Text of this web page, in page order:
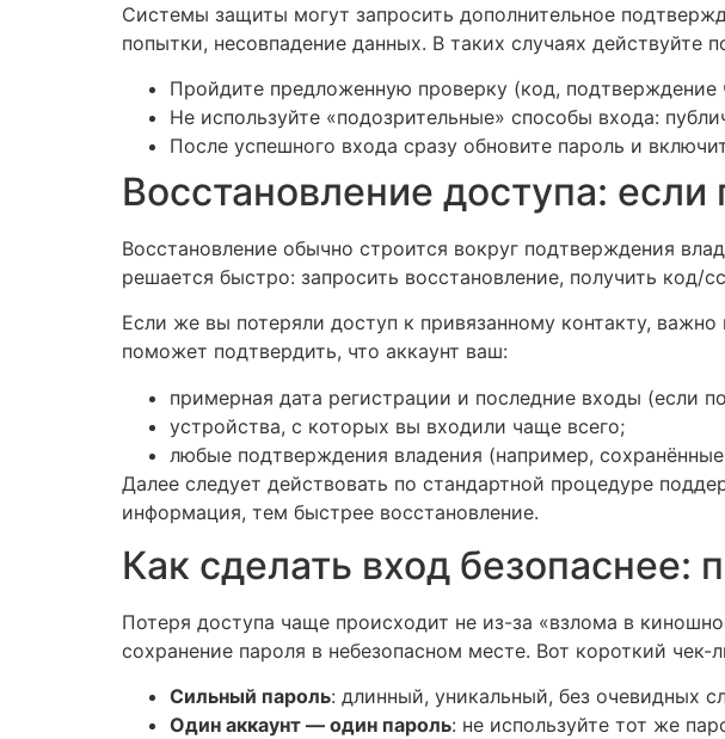
Системы защиты могут запросить дополнительное
попытки, несовпадение данных. В таких случаях действуйте
Пройдите предложенную проверку (код, подтверждение
Не используйте «подозрительные» способы входа:
После успешного входа сразу обновите пароль и
Восстановление доступа:
Восстановление обычно строится вокруг подтверждения
решается быстро: запросить восстановление, получить код/
Если же вы потеряли доступ к привязанному контакту,
поможет подтвердить, что аккаунт ваш:
примерная дата регистрации и последние входы (если
устройства, с которых вы входили чаще всего;
любые подтверждения владения (например,
Далее следует действовать по стандартной процедуре
информация, тем быстрее восстановление.
Как сделать вход безопаснее:
Потеря доступа чаще происходит не из-за «взлома в
сохранение пароля в небезопасном месте. Вот короткий чек-
Сильный пароль: длинный, уникальный, без очевидных
Один аккаунт — один пароль: не используйте тот же